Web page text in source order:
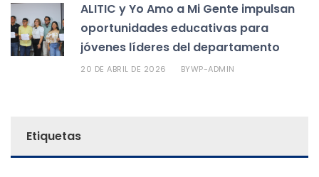
ALITIC y Yo Amo a Mi Gente impulsan
oportunidades educativas para
jóvenes líderes del departamento
20 DE ABRIL DE 2026 BYWP-ADMIN
Etiquetas